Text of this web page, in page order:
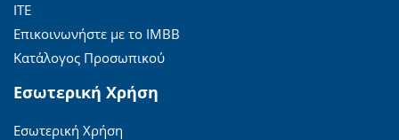
ΙΤΕ
Επικοινωνήστε με το ΙΜΒΒ
Κατάλογος Προσωπικού
Εσωτερική Χρήση
Εσωτερική Χρήση